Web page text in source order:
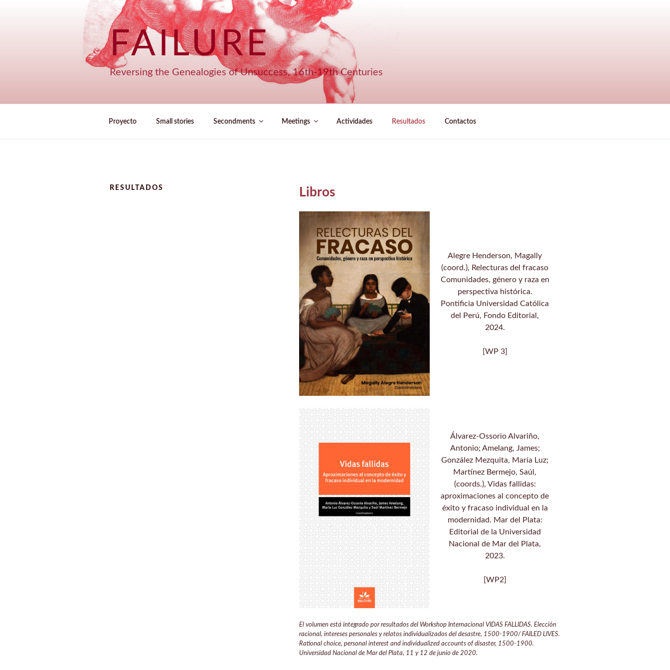
FAILURE
Reversing the Genealogies of Unsuccess, 16th-19th Centuries
Proyecto Small stories Secondments Meetings Actividades Resultados Contactos
RESULTADOS Libros
Alegre Henderson, Magally
(coord.), Relecturas del fracaso
Comunidades, género y raza en
perspectiva histórica.
Pontificia Universidad Católica
del Perú, Fondo Editorial,
2024.
[WP 3]
Álvarez-Ossorio Alvariño,
Antonio; Amelang, James;
González Mezquita, María Luz;
Martínez Bermejo, Saúl,
(coords.), Vidas fallidas:
aproximaciones al concepto de
éxito y fracaso individual en la
modernidad. Mar del Plata:
Editorial de la Universidad
Nacional de Mar del Plata,
2023.
[WP2]
El volumen está integrado por resultados del Workshop Internacional VIDAS FALLIDAS. Elección
racional, intereses personales y relatos individualizados del desastre, 1500-1900/ FAILED LIVES.
Rational choice, personal interest and individualized accounts of disaster, 1500-1900.
Universidad Nacional de Mar del Plata, 11 y 12 de junio de 2020.